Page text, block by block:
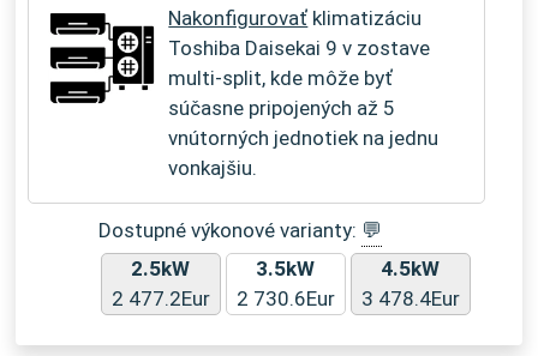
Nakonfigurovať klimatizáciu
Toshiba Daisekai 9 v zostave
multi-split, kde môže byť
súčasne pripojených až 5
vnútorných jednotiek na jednu
vonkajšiu.
Dostupné výkonové varianty: 💬
2.5kW
2 477.2Eur
3.5kW
2 730.6Eur
4.5kW
3 478.4Eur